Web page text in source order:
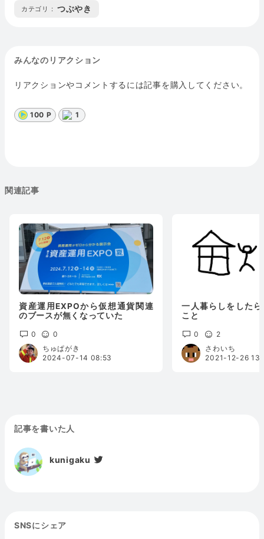
カテゴリ : つぶやき
みんなのリアクション
リアクションやコメントするには記事を購入してください。
100 P 1
関連記事
資産運用EXPOから仮想通貨関連
のブースが無くなっていた
0
0
ちゅぱがき
2024-07-14 08:53
一人暮らしをした
こと
0
2
さわいち
2021-12-26
記事を書いた人
kunigaku
SNSにシェア